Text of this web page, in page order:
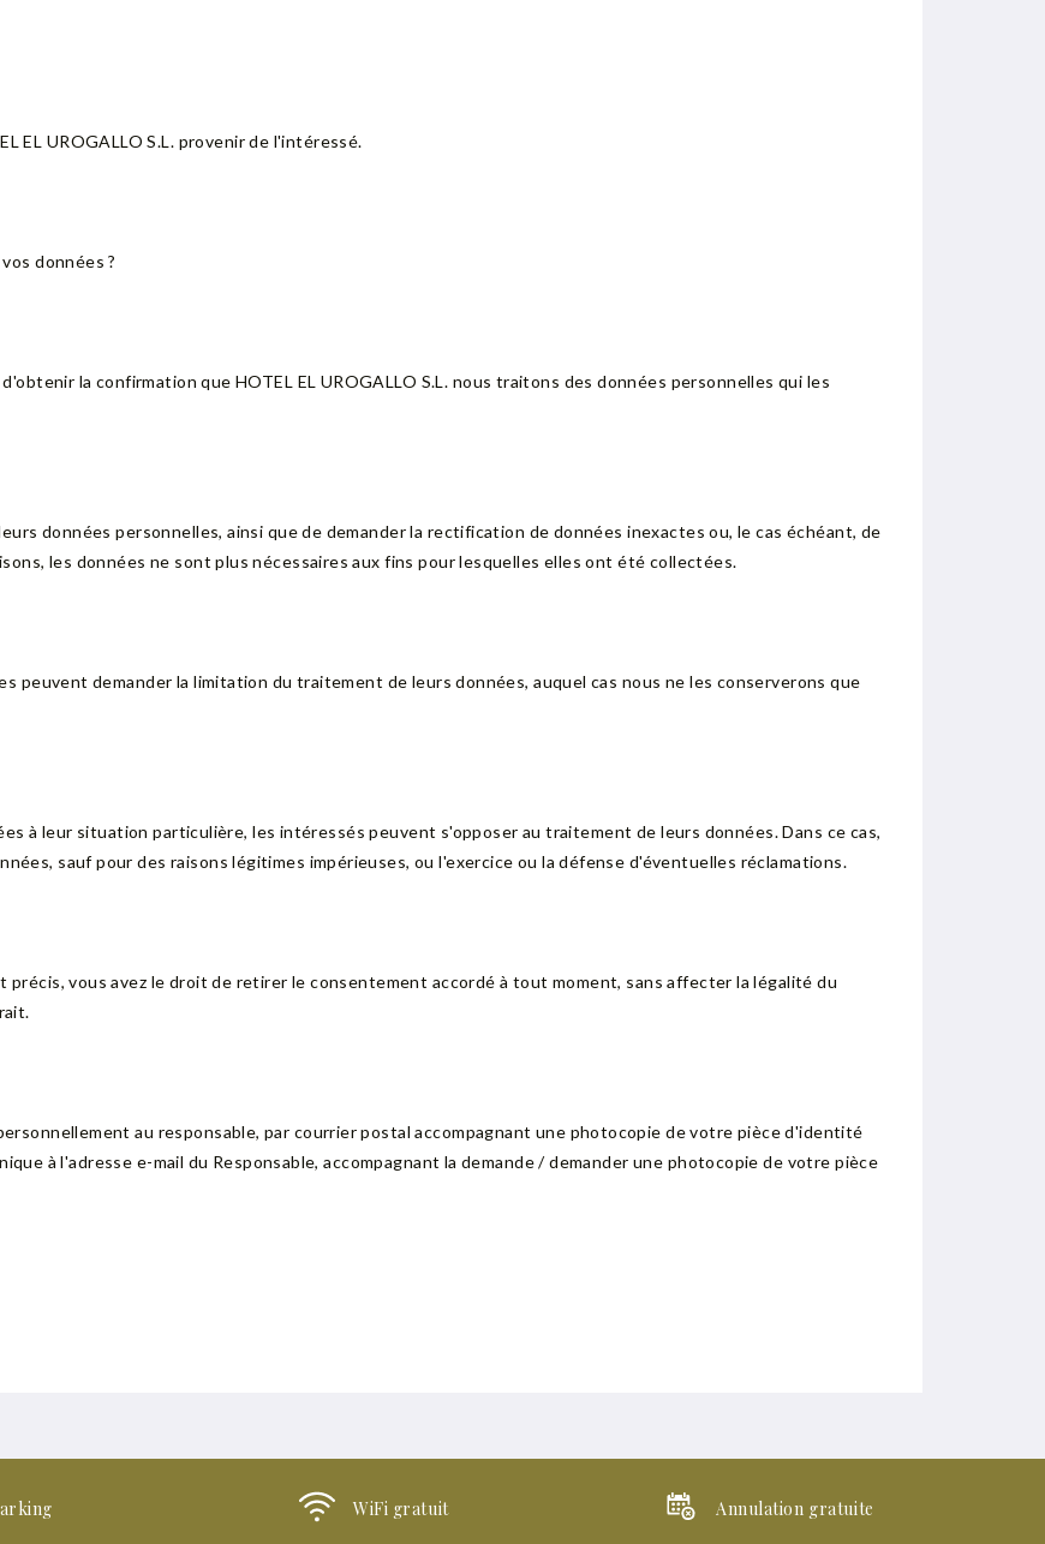
EL UROGALLO S.L. provenir de l'intéressé.
données ?
la confirmation que HOTEL EL UROGALLO S.L. nous traitons des données personnelles qui les
données personnelles, ainsi que de demander la rectification de données inexactes ou, le cas échéant, de
les données ne sont plus nécessaires aux fins pour lesquelles elles ont été collectées.
peuvent demander la limitation du traitement de leurs données, auquel cas nous ne les conserverons que
à leur situation particulière, les intéressés peuvent s'opposer au traitement de leurs données. Dans ce cas,
sauf pour des raisons légitimes impérieuses, ou l'exercice ou la défense d'éventuelles réclamations.
précis, vous avez le droit de retirer le consentement accordé à tout moment, sans affecter la légalité du
au responsable, par courrier postal accompagnant une photocopie de votre pièce d'identité
à l'adresse e-mail du Responsable, accompagnant la demande / demander une photocopie de votre pièce
WiFi gratuit Annulation gratuite